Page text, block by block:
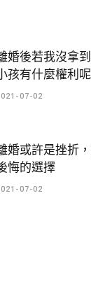
婚後若我沒拿
孩有什麼權利呢
07-02
婚或許是挫折
悔的選擇
07-02